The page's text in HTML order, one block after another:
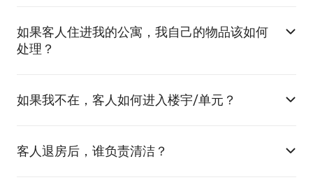
如果客人住进我的公寓，我自己的物品该如何
处理？
如果我不在，客人如何进入楼宇/单元？
客人退房后，谁负责清洁？